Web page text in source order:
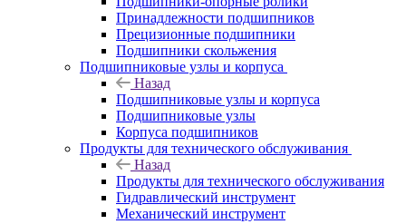
Принадлежности подшипников
Прецизионные подшипники
Подшипники скольжения
Подшипниковые узлы и корпуса
Назад
Подшипниковые узлы и корпуса
Подшипниковые узлы
Корпуса подшипников
Продукты для технического обслуживания
Назад
Продукты для технического обслуживания
Гидравлический инструмент
Механический инструмент